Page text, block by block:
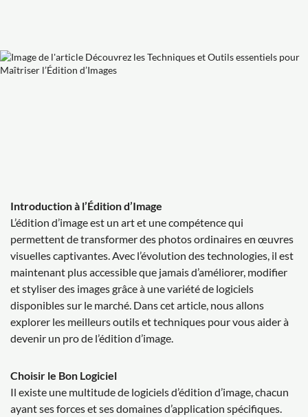
Introduction à l’Édition d’Image
L’édition d’image est un art et une compétence qui
permettent de transformer des photos ordinaires en œuvres
visuelles captivantes. Avec l’évolution des technologies, il est
maintenant plus accessible que jamais d’améliorer, modifier
et styliser des images grâce à une variété de logiciels
disponibles sur le marché. Dans cet article, nous allons
explorer les meilleurs outils et techniques pour vous aider à
devenir un pro de l’édition d’image.
Choisir le Bon Logiciel
Il existe une multitude de logiciels d’édition d’image, chacun
ayant ses forces et ses domaines d’application spécifiques.